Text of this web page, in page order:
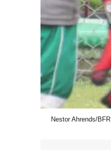
Nestor Ahrends/BFR